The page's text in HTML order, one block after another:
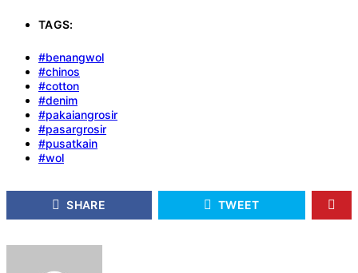
TAGS:
#benangwol
#chinos
#cotton
#denim
#pakaiangrosir
#pasargrosir
#pusatkain
#wol
SHARE TWEET